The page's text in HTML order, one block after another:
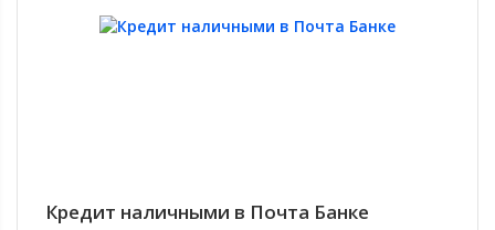
Кредит наличными в Почта Банке